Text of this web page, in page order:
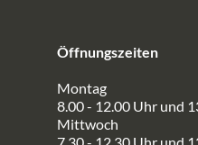
Öffnungszeiten
Montag
8.00 - 12.00 Uhr und
Mittwoch